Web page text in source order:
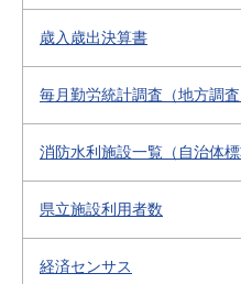
歳入歳出決算書
毎月勤労統計調査（地方調査
消防水利施設一覧（自治体
県立施設利用者数
経済センサス